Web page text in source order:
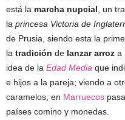
está la marcha nupcial , un
la princesa Victoria de
de Prusia, siendo esta la
la tradición de lanzar arroz a
idea de la Edad Media que
e hijos a la pareja; viendo a
caramelos, en Marruecos
países comino y monedas.